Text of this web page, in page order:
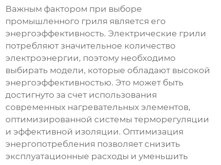
Важным фактором при выборе
промышленного гриля является его
энергоэффективность. Электрические грили
потребляют значительное количество
электроэнергии, поэтому необходимо
выбирать модели, которые обладают высокой
энергоэффективностью. Это может быть
достигнуто за счет использования
современных нагревательных элементов,
оптимизированной системы терморегуляции
и эффективной изоляции. Оптимизация
энергопотребления позволяет снизить
эксплуатационные расходы и уменьшить